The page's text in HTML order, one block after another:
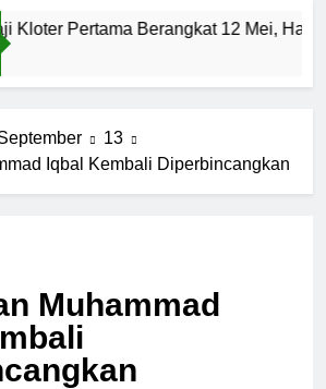
Kloter Pertama Berangkat 12 Mei, Hati-
13
Iqbal Kembali Diperbincangkan
Muhammad